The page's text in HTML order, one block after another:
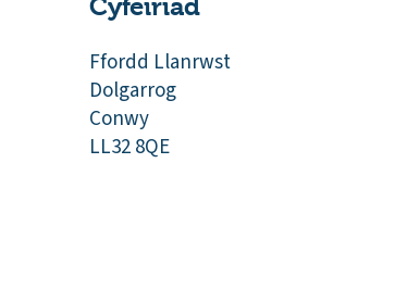
Cyfeiriad
Ffordd Llanrwst
Dolgarrog
Conwy
LL32 8QE